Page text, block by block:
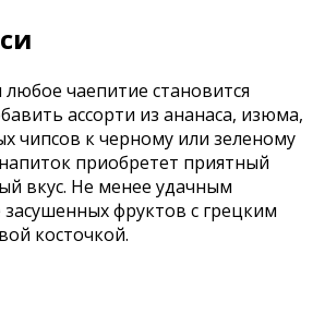
чаепитие становится
ассорти из ананаса, изюма,
чипсов к черному или зеленому
приобретет приятный
вкус. Не менее удачным
засушенных фруктов с грецким
косточкой.